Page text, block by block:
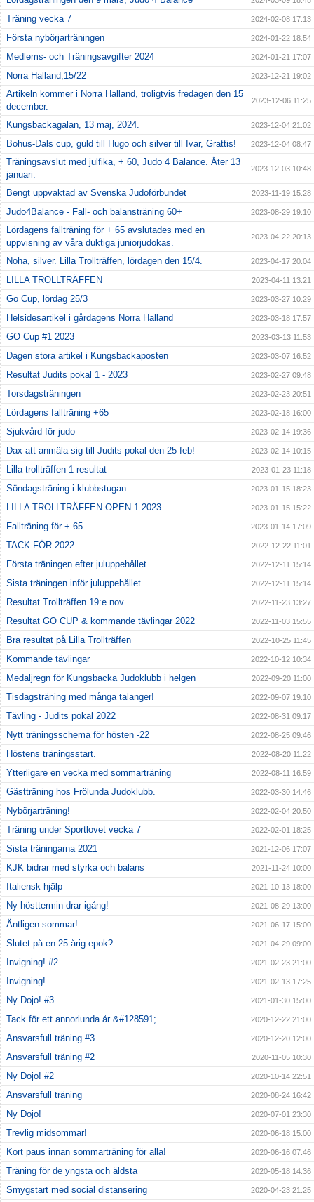
Träning vecka 7 2024-02-08 17:13
Första nybörjarträningen 2024-01-22 18:54
Medlems- och Träningsavgifter 2024 2024-01-21 17:07
Norra Halland,15/22 2023-12-21 19:02
Artikeln kommer i Norra Halland, troligtvis fredagen den 15
december.
2023-12-06 11:25
Kungsbackagalan, 13 maj, 2024. 2023-12-04 21:02
Bohus-Dals cup, guld till Hugo och silver till Ivar, Grattis! 2023-12-04 08:47
Träningsavslut med julfika, + 60, Judo 4 Balance. Åter 13
januari.
2023-12-03 10:48
Bengt uppvaktad av Svenska Judoförbundet 2023-11-19 15:28
Judo4Balance - Fall- och balansträning 60+ 2023-08-29 19:10
Lördagens fallträning för + 65 avslutades med en
uppvisning av våra duktiga juniorjudokas.
2023-04-22 20:13
Noha, silver. Lilla Trollträffen, lördagen den 15/4. 2023-04-17 20:04
LILLA TROLLTRÄFFEN 2023-04-11 13:21
Go Cup, lördag 25/3 2023-03-27 10:29
Helsidesartikel i gårdagens Norra Halland 2023-03-18 17:57
GO Cup #1 2023 2023-03-13 11:53
Dagen stora artikel i Kungsbackaposten 2023-03-07 16:52
Resultat Judits pokal 1 - 2023 2023-02-27 09:48
Torsdagsträningen 2023-02-23 20:51
Lördagens fallträning +65 2023-02-18 16:00
Sjukvård för judo 2023-02-14 19:36
Dax att anmäla sig till Judits pokal den 25 feb! 2023-02-14 10:15
Lilla trollträffen 1 resultat 2023-01-23 11:18
Söndagsträning i klubbstugan 2023-01-15 18:23
LILLA TROLLTRÄFFEN OPEN 1 2023 2023-01-15 15:22
Fallträning för + 65 2023-01-14 17:09
TACK FÖR 2022 2022-12-22 11:01
Första träningen efter juluppehållet 2022-12-11 15:14
Sista träningen inför juluppehållet 2022-12-11 15:14
Resultat Trollträffen 19:e nov 2022-11-23 13:27
Resultat GO CUP & kommande tävlingar 2022 2022-11-03 15:55
Bra resultat på Lilla Trollträffen 2022-10-25 11:45
Kommande tävlingar 2022-10-12 10:34
Medaljregn för Kungsbacka Judoklubb i helgen 2022-09-20 11:00
Tisdagsträning med många talanger! 2022-09-07 19:10
Tävling - Judits pokal 2022 2022-08-31 09:17
Nytt träningsschema för hösten -22 2022-08-25 09:46
Höstens träningsstart. 2022-08-20 11:22
Ytterligare en vecka med sommarträning 2022-08-11 16:59
Gästträning hos Frölunda Judoklubb. 2022-03-30 14:46
Nybörjarträning! 2022-02-04 20:50
Träning under Sportlovet vecka 7 2022-02-01 18:25
Sista träningarna 2021 2021-12-06 17:07
KJK bidrar med styrka och balans 2021-11-24 10:00
Italiensk hjälp 2021-10-13 18:00
Ny hösttermin drar igång! 2021-08-29 13:00
Äntligen sommar! 2021-06-17 15:00
Slutet på en 25 årig epok? 2021-04-29 09:00
Invigning! #2 2021-02-23 21:00
Invigning! 2021-02-13 17:25
Ny Dojo! #3 2021-01-30 15:00
Tack för ett annorlunda år &#128591; 2020-12-22 21:00
Ansvarsfull träning #3 2020-12-20 12:00
Ansvarsfull träning #2 2020-11-05 10:30
Ny Dojo! #2 2020-10-14 22:51
Ansvarsfull träning 2020-08-24 16:42
Ny Dojo! 2020-07-01 23:30
Trevlig midsommar! 2020-06-18 15:00
Kort paus innan sommarträning för alla! 2020-06-16 07:46
Träning för de yngsta och äldsta 2020-05-18 14:36
Smygstart med social distansering 2020-04-23 21:25